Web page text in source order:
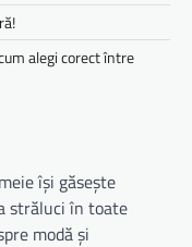
alegi corect între
își găsește
străluci în toate
modă și